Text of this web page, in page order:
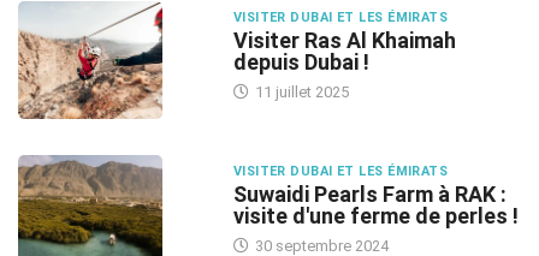
VISITER DUBAI ET LES ÉMIRATS
Visiter Ras Al Khaimah
depuis Dubai !
11 juillet 2025
VISITER DUBAI ET LES ÉMIRATS
Suwaidi Pearls Farm à RAK :
visite d'une ferme de perles !
30 septembre 2024